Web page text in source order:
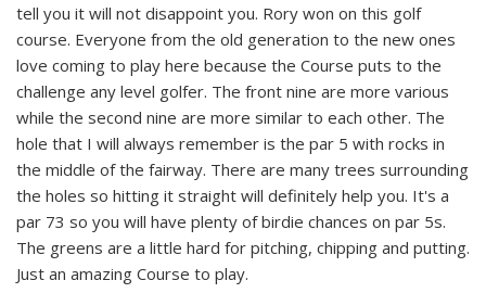
tell you it will not disappoint you. Rory won on this golf
course. Everyone from the old generation to the new ones
love coming to play here because the Course puts to the
challenge any level golfer. The front nine are more various
while the second nine are more similar to each other. The
hole that I will always remember is the par 5 with rocks in
the middle of the fairway. There are many trees surrounding
the holes so hitting it straight will definitely help you. It's a
par 73 so you will have plenty of birdie chances on par 5s.
The greens are a little hard for pitching, chipping and putting.
Just an amazing Course to play.